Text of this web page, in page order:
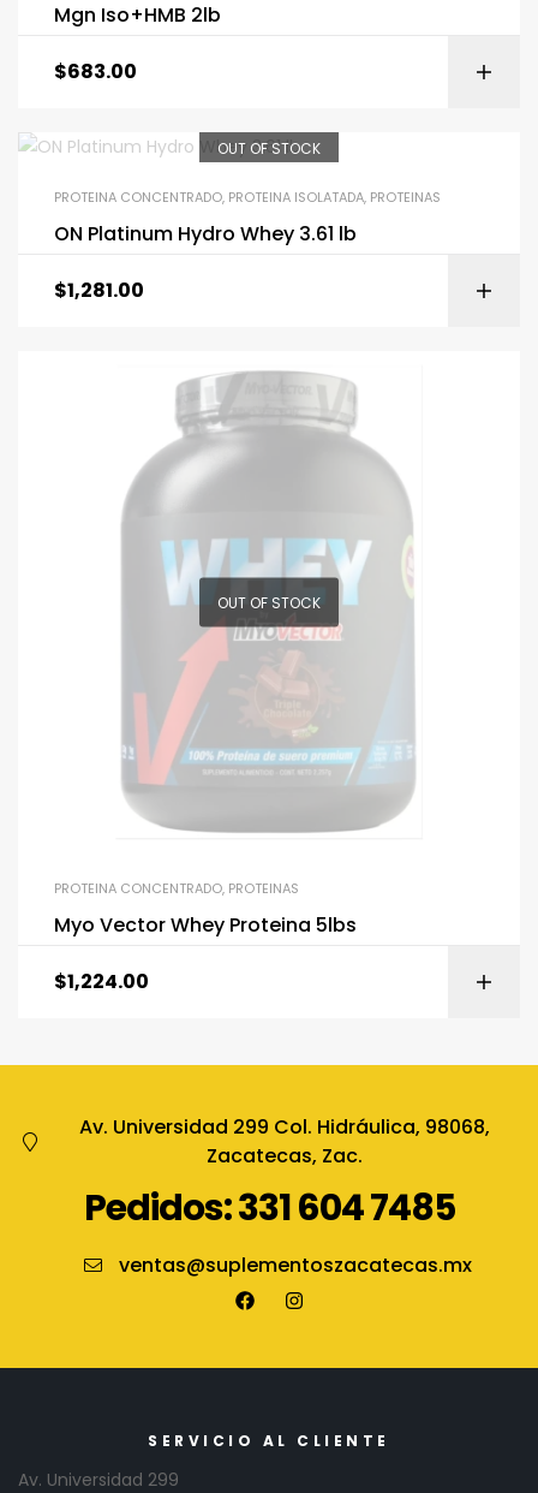
Mgn Iso+HMB 2lb
$683.00
OUT OF STOCK
PROTEINA CONCENTRADO, PROTEINA ISOLATADA, PROTEINAS
ON Platinum Hydro Whey 3.61 lb
$1,281.00
OUT OF STOCK
PROTEINA CONCENTRADO, PROTEINAS
Myo Vector Whey Proteina 5lbs
$1,224.00
Av. Universidad 299 Col. Hidráulica, 98068,
Zacatecas, Zac.
Pedidos: 331 604 7485
ventas@suplementoszacatecas.mx
SERVICIO AL CLIENTE
Av. Universidad 299